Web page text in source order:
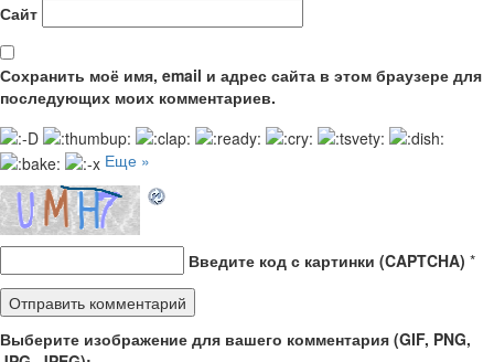
Сайт
Сохранить моё имя, email и адрес сайта в этом браузере для
последующих моих комментариев.
Еще »
Введите код с картинки (CAPTCHA) *
Выберите изображение для вашего комментария (GIF, PNG,